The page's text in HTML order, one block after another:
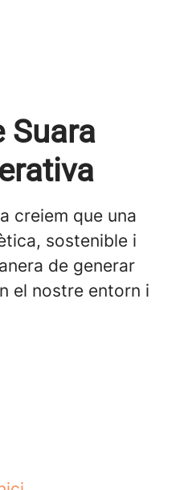
Suara
creiem que una
sostenible i
de generar
el nostre entorn i